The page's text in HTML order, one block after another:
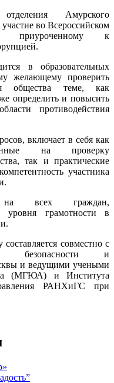
Амурского
во Всероссийском
приуроченному к
в образовательных
желающему проверить
общества теме, как
определить и повысить
противодействия
включает в себя как
на проверку
так и практические
участника
на всех граждан,
уровня грамотности в
совместно с
безопасности и
и ведущими учеными
(МГЮА) и Института
РАНХиГС при